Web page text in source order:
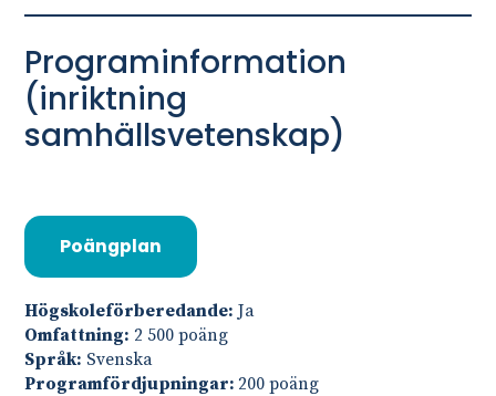
Programinformation
(inriktning
samhällsvetenskap)
Poängplan
Högskoleförberedande: Ja
Omfattning: 2 500 poäng
Språk: Svenska
Programfördjupningar: 200 poäng